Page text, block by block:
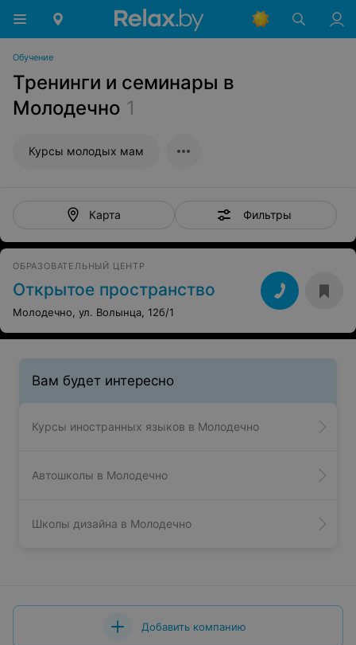
Обучение
Тренинги и семинары в
Молодечно 1
Курсы молодых мам
Карта Фильтры
ОБРАЗОВАТЕЛЬНЫЙ ЦЕНТР
Открытое пространство
Молодечно, ул. Волынца, 12б/1
Вам будет интересно
Курсы иностранных языков в Молодечно
Автошколы в Молодечно
Школы дизайна в Молодечно
Добавить компанию